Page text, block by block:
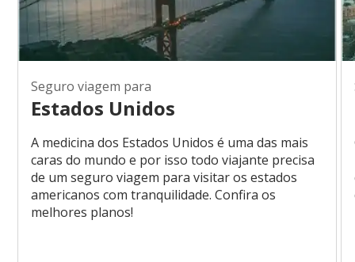
Seguro viagem para
Estados Unidos
A medicina dos Estados Unidos é uma das mais
caras do mundo e por isso todo viajante precisa
de um seguro viagem para visitar os estados
americanos com tranquilidade. Confira os
melhores planos!